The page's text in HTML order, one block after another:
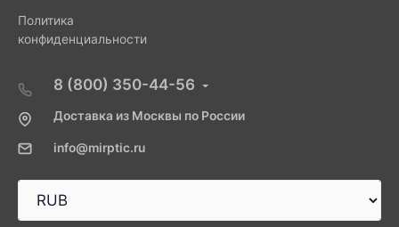
Политика
конфиденциальности
8 (800) 350-44-56
Доставка из Москвы по России
info@mirptic.ru